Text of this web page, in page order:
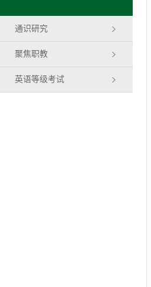
通识研究
聚焦职教
英语等级考试